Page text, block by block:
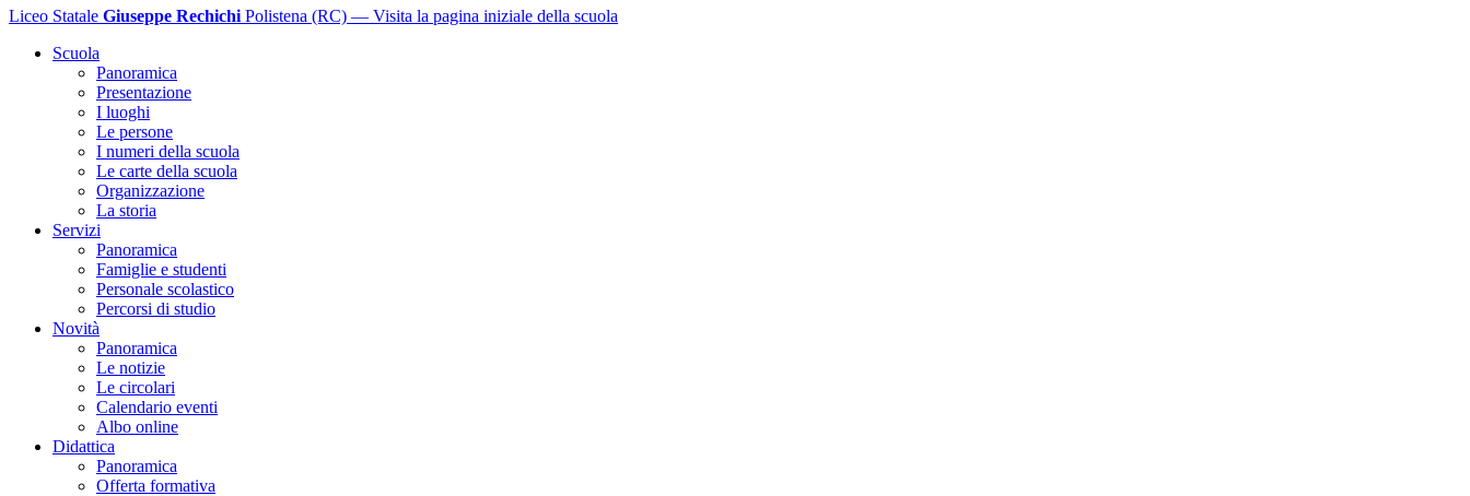
Liceo Statale Giuseppe Rechichi Polistena (RC) — Visita la pagina iniziale della scuola
Scuola
Panoramica
Presentazione
I luoghi
Le persone
I numeri della scuola
Le carte della scuola
Organizzazione
La storia
Servizi
Panoramica
Famiglie e studenti
Personale scolastico
Percorsi di studio
Novità
Panoramica
Le notizie
Le circolari
Calendario eventi
Albo online
Didattica
Panoramica
Offerta formativa